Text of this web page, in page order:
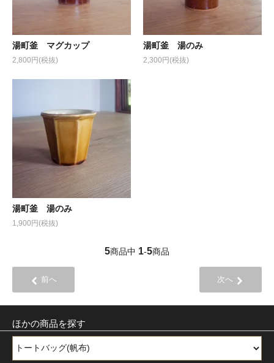
湯町釜 マグカップ
2,800円(税抜)
湯町釜 湯のみ
2,300円(税抜)
湯町釜 湯のみ
1,900円(税抜)
5商品中 1-5商品
前へ 次へ
ほかの商品を探す